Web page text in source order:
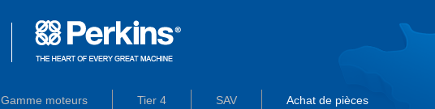
Gamme moteurs Tier 4 SAV Achat de pièces